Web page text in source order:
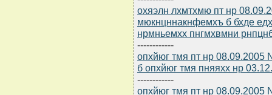
охяэлн лхмтхмю пт нр
мюкнцннакнфемхъ б бхде
нрмньемхх пнгмхвмни
------------
опхйюг тмя пт нр
б опхйюг тмя пняяхх нр
------------
опхйюг тмя пт нр